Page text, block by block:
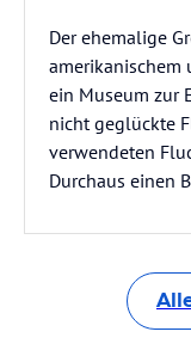
Der ehemalige
amerikanischem
ein Museum zur
nicht geglückte
verwendeten
Durchaus einen